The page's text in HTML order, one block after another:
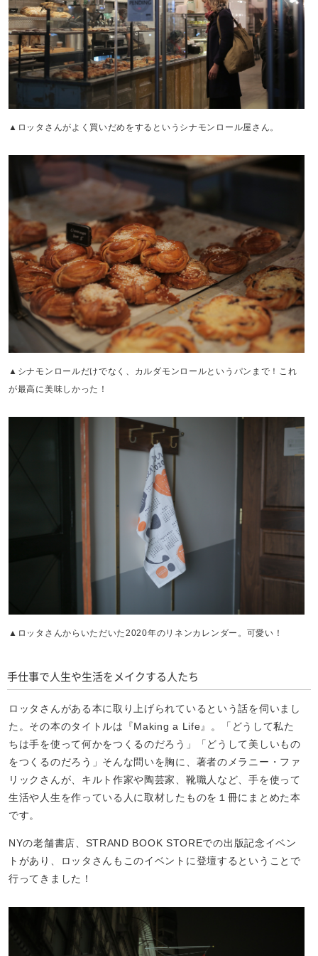
▲ロッタさんがよく買いだめをするというシナモンロール屋さん。
▲シナモンロールだけでなく、カルダモンロールというパンまで！これ
が最高に美味しかった！
▲ロッタさんからいただいた2020年のリネンカレンダー。可愛い！
手仕事で人生や生活をメイクする人たち
ロッタさんがある本に取り上げられているという話を伺いまし
た。その本のタイトルは『Making a Life』。「どうして私た
ちは手を使って何かをつくるのだろう」「どうして美しいもの
をつくるのだろう」そんな問いを胸に、著者のメラニー・ファ
リックさんが、キルト作家や陶芸家、靴職人など、手を使って
生活や人生を作っている人に取材したものを１冊にまとめた本
です。
NYの老舗書店、STRAND BOOK STOREでの出版記念イベン
トがあり、ロッタさんもこのイベントに登壇するということで
行ってきました！